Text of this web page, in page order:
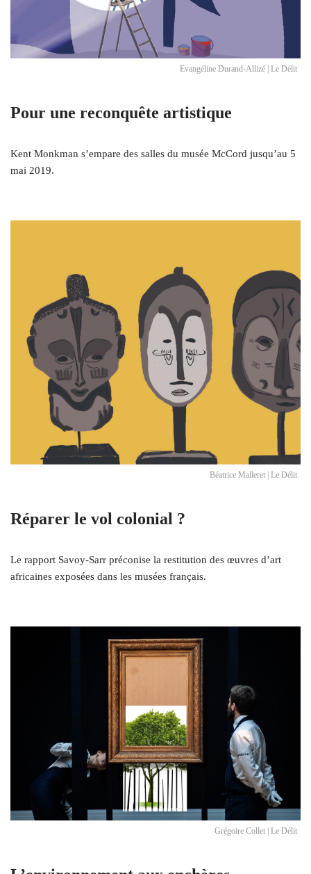
Evangéline Durand-Allizé | Le Délit
Pour une reconquête artistique
Kent Monkman s’empare des salles du musée McCord jusqu’au 5
mai 2019.
Béatrice Malleret | Le Délit
Réparer le vol colonial ?
Le rapport Savoy-Sarr préconise la restitution des œuvres d’art
africaines exposées dans les musées français.
Grégoire Collet | Le Délit